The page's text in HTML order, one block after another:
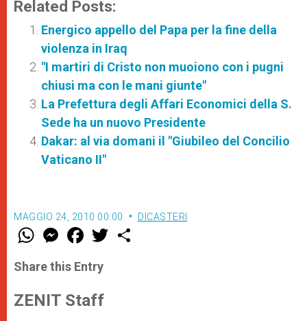
Related Posts:
Energico appello del Papa per la fine della
violenza in Iraq
"I martiri di Cristo non muoiono con i pugni
chiusi ma con le mani giunte"
La Prefettura degli Affari Economici della S.
Sede ha un nuovo Presidente
Dakar: al via domani il "Giubileo del Concilio
Vaticano II"
MAGGIO 24, 2010 00:00 DICASTERI
W
t
s
p
p
M
e
s
e
g
e
F
a
e
b
o
k
w
Share this Entry
ZENIT Staff